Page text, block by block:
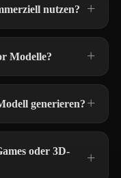
nutzen?
Modelle?
generieren?
oder 3D-